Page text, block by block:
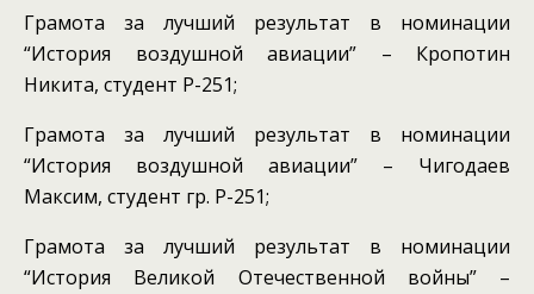
Грамота за лучший результат в номинации
“История воздушной авиации” – Кропотин
Никита, студент Р-251;
Грамота за лучший результат в номинации
“История воздушной авиации” – Чигодаев
Максим, студент гр. Р-251;
Грамота за лучший результат в номинации
“История Великой Отечественной войны” –